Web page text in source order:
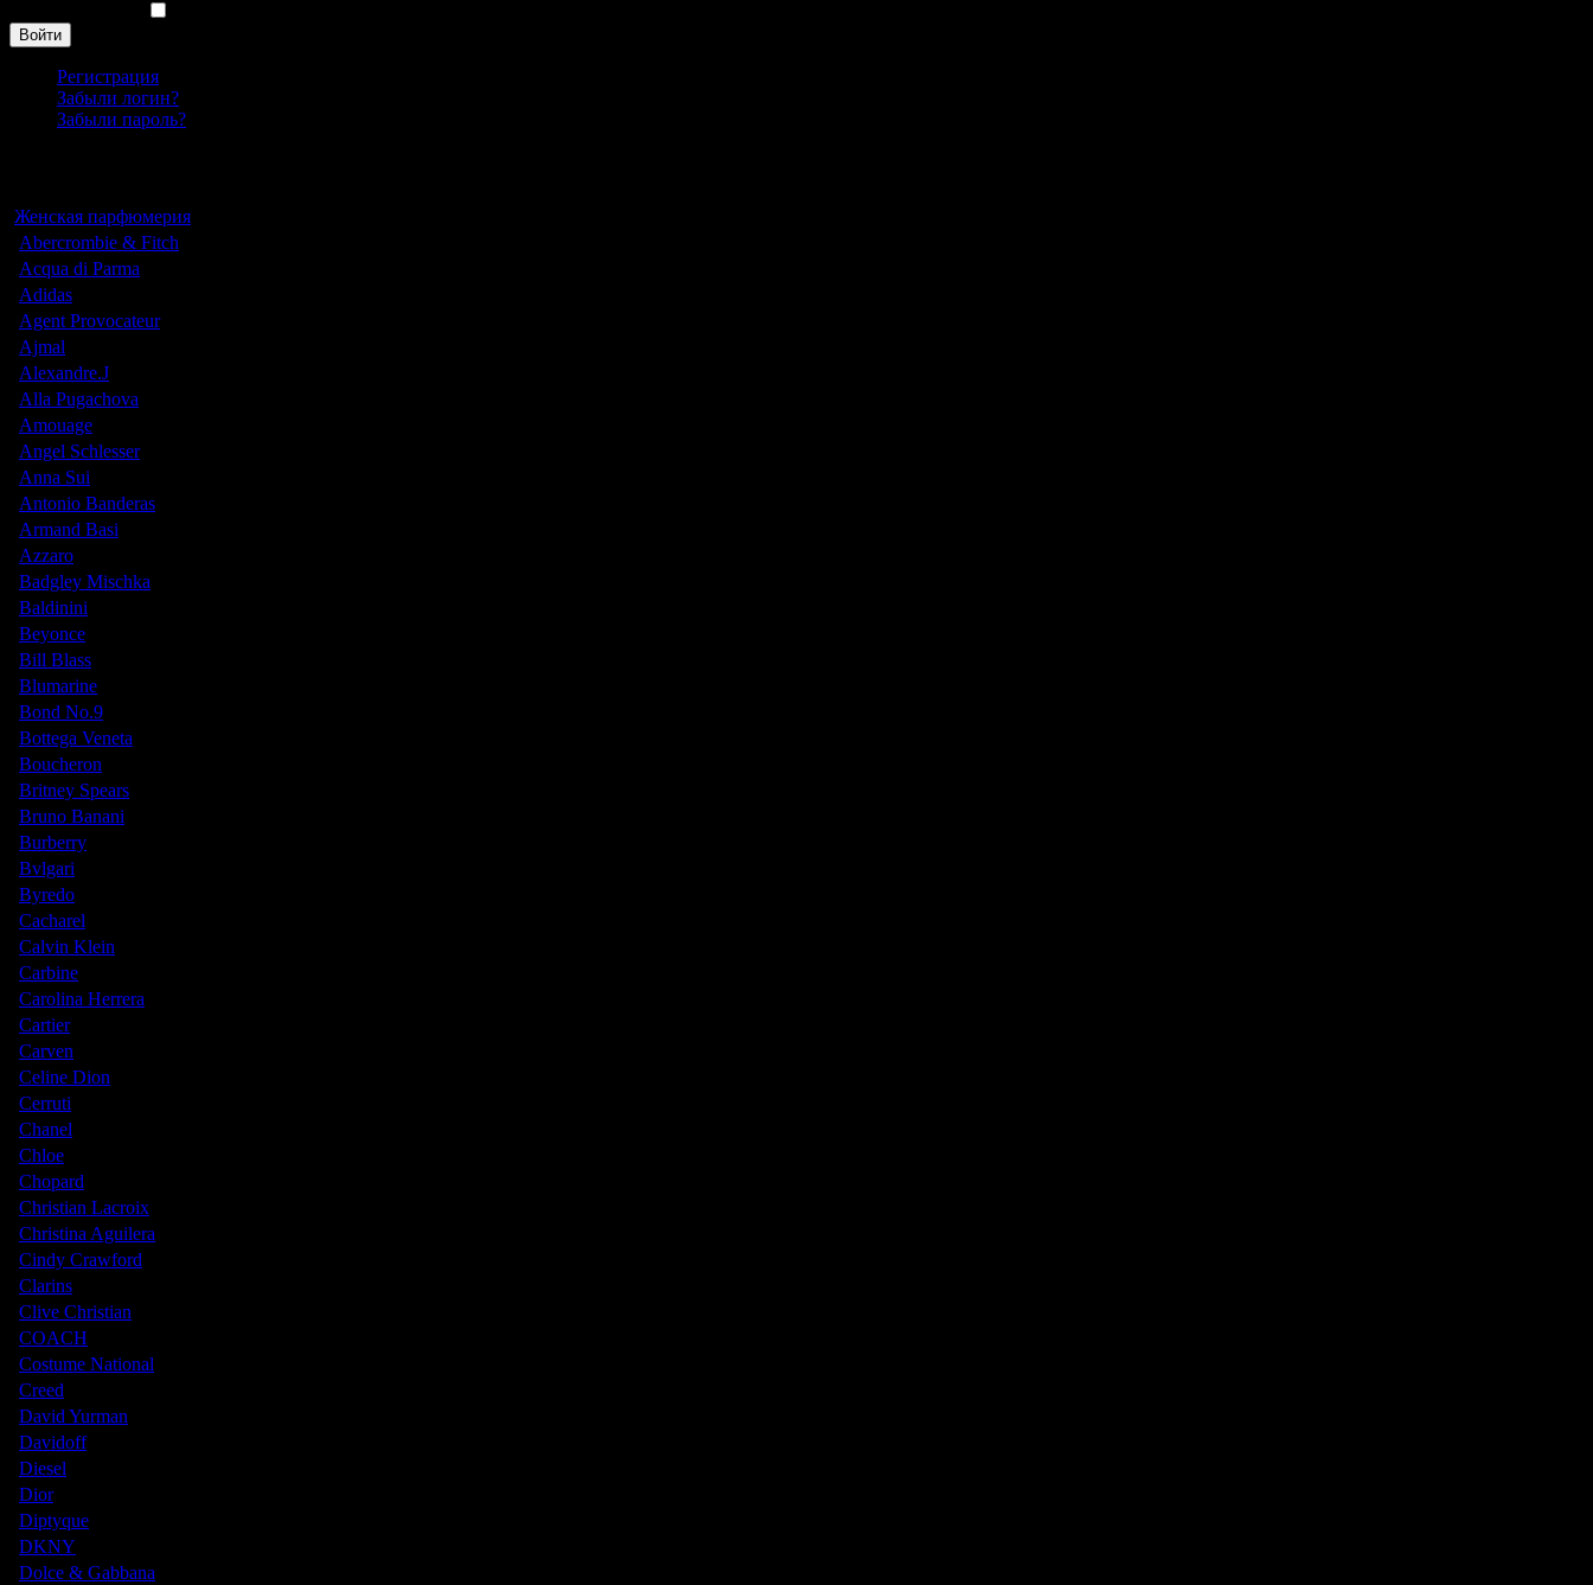
Войти
Регистрация
Забыли логин?
Забыли пароль?
Женская парфюмерия
Abercrombie & Fitch
Acqua di Parma
Adidas
Agent Provocateur
Ajmal
Alexandre.J
Alla Pugachova
Amouage
Angel Schlesser
Anna Sui
Antonio Banderas
Armand Basi
Azzaro
Badgley Mischka
Baldinini
Beyonce
Bill Blass
Blumarine
Bond No.9
Bottega Veneta
Boucheron
Britney Spears
Bruno Banani
Burberry
Bvlgari
Byredo
Cacharel
Calvin Klein
Carbine
Carolina Herrera
Cartier
Carven
Celine Dion
Cerruti
Chanel
Chloe
Chopard
Christian Lacroix
Christina Aguilera
Cindy Crawford
Clarins
Clive Christian
COACH
Costume National
Creed
David Yurman
Davidoff
Diesel
Dior
Diptyque
DKNY
Dolce & Gabbana